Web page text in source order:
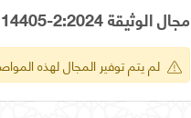
مجال الوثيقة GSO ISO 14405-2:2024
لم يتم توفير المجال لهذه